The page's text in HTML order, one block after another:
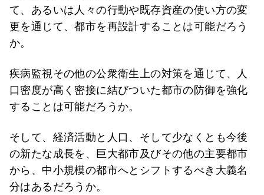
て、あるいは人々の行動や既存資産の使い方の変
更を通じて、都市を再設計することは可能だろう
か。
疾病監視その他の公衆衛生上の対策を通じて、人
口密度が高く密接に結びついた都市の防御を強化
することは可能だろうか。
そして、経済活動と人口、そして少なくとも今後
の新たな成長を、巨大都市及びその他の主要都市
から、中小規模の都市へとシフトするべき大義名
分はあるだろうか。